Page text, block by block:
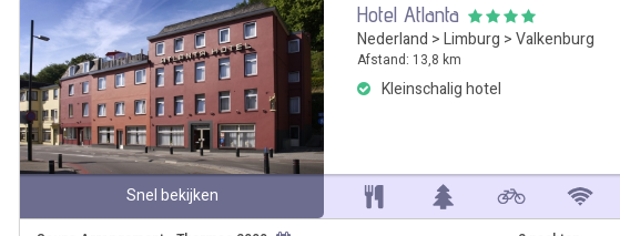
Hotel Atlanta
Nederland > Limburg > Valkenburg
Afstand: 13,8 km
Kleinschalig hotel
Snel bekijken